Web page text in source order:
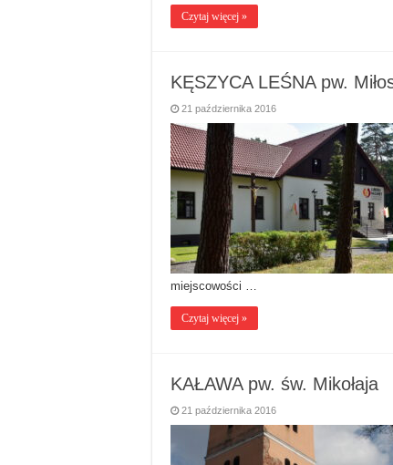
Czytaj więcej »
KĘSZYCA LEŚNA pw.
21 października 2016
miejscowości …
Czytaj więcej »
KAŁAWA pw. św. Mikołaja
21 października 2016